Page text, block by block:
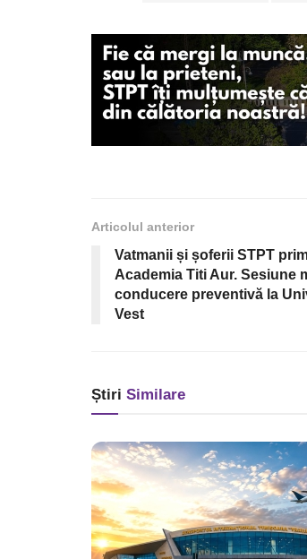
Articolul anterior
Vatmanii și șoferii STPT
Academia Titi Aur. Sesiune
conducere preventivă la
Vest
Știri Similare